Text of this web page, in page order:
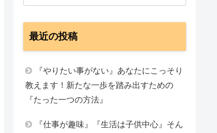
最近の投稿
『やりたい事がない』あなたにこっそり
教えます！新たな一歩を踏み出すための
『たった一つの方法』
『仕事が趣味』『生活は子供中心』そん